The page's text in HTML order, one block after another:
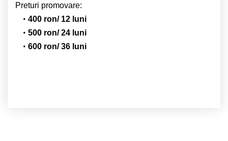
Preturi promovare:
400 ron/ 12 luni
500 ron/ 24 luni
600 ron/ 36 luni